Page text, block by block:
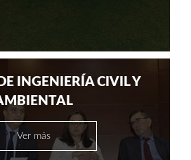
INGENIERÍA CIVIL Y
Ver más